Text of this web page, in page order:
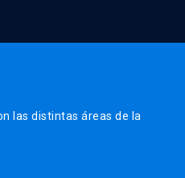
las distintas áreas de la